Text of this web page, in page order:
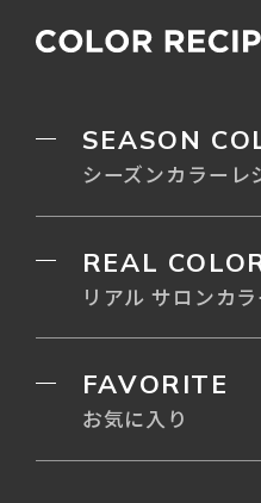
SEASON
シーズンカラーレ
REAL
リアル サロンカ
FAVORITE
お気に入り